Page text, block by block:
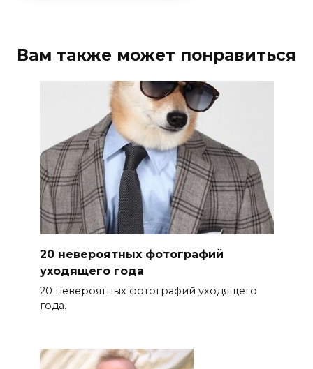
Вам также может понравиться
20 невероятных фотографий
уходящего года
20 невероятных фотографий уходящего
года.